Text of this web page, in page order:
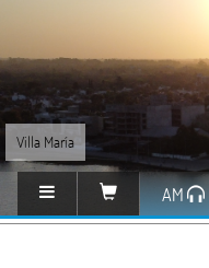
Villa María
AM